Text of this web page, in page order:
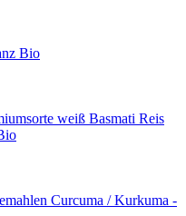
Bio
Basmati Reis
Curcuma / Kurkuma -